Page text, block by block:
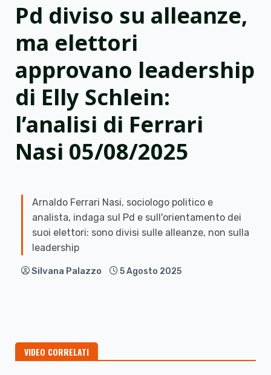
Pd diviso su alleanze,
ma elettori
approvano leadership
di Elly Schlein:
l’analisi di Ferrari
Nasi 05/08/2025
Arnaldo Ferrari Nasi, sociologo politico e
analista, indaga sul Pd e sull'orientamento dei
suoi elettori: sono divisi sulle alleanze, non sulla
leadership
Silvana Palazzo 5 Agosto 2025
VIDEO CORRELATI